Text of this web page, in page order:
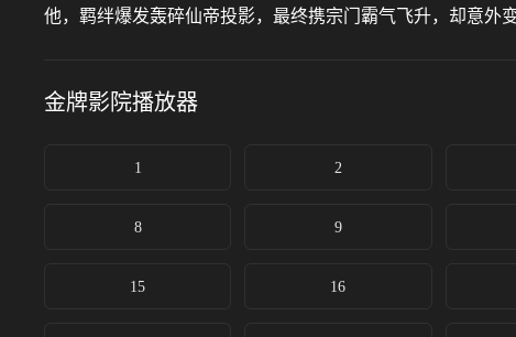
他，羁绊爆发轰碎仙帝投影，最终携宗门霸气飞升，却意外
金牌影院播放器
1 2
8 9
15 16